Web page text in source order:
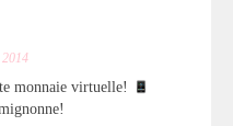
monnaie virtuelle!